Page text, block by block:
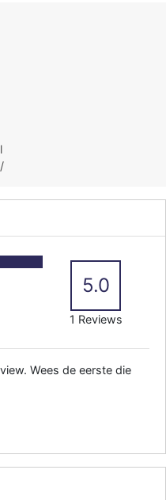
5.0
1 Reviews
Wees de eerste die